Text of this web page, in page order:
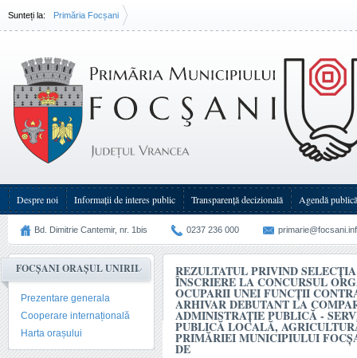
Sunteți la: Primăria Focșani
Despre noi Informații de interes public Transparenţă decizională Agendă publică
Bd. Dimitrie Cantemir, nr. 1bis 0237 236 000
FOCȘANI ORAȘUL UNIRII
Prezentare generala
Cooperare internațională
Harta orașului
REZULTATUL PRIVIND
ÎNSCRIERE LA CONCURSUL
OCUPARII UNEI FUNCŢII
ARHIVAR DEBUTANT LA
ADMINISTRAȚIE PUBLICĂ -
PUBLICĂ LOCALĂ,
PRIMĂRIEI MUNICIPIULUI
DE